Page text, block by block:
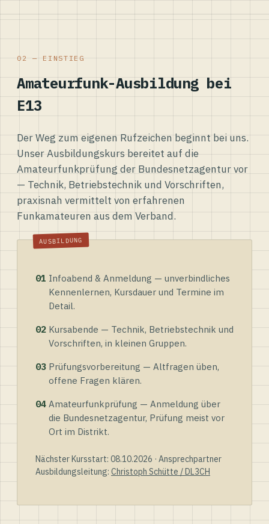
02 — EINSTIEG
Amateurfunk-Ausbildung bei
E13
Der Weg zum eigenen Rufzeichen beginnt bei uns.
Unser Ausbildungskurs bereitet auf die
Amateurfunkprüfung der Bundesnetzagentur vor
— Technik, Betriebstechnik und Vorschriften,
praxisnah vermittelt von erfahrenen
Funkamateuren aus dem Verband.
01 Infoabend & Anmeldung — unverbindliches
Kennenlernen, Kursdauer und Termine im
Detail.
02 Kursabende — Technik, Betriebstechnik und
Vorschriften, in kleinen Gruppen.
03 Prüfungsvorbereitung — Altfragen üben,
offene Fragen klären.
04 Amateurfunkprüfung — Anmeldung über
die Bundesnetzagentur, Prüfung meist vor
Ort im Distrikt.
Nächster Kursstart: 08.10.2026 · Ansprechpartner
Ausbildungsleitung: Christoph Schütte / DL3CH